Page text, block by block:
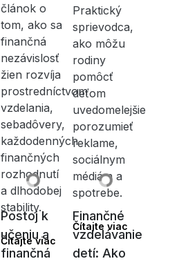
článok o
tom, ako sa
finančná
nezávislosť
žien rozvíja
prostredníctvom
vzdelania,
sebadôvery,
každodenných
finančných
rozhodnutí
a dlhodobej
stability.
Čítajte viac
Praktický
sprievodca,
ako môžu
rodiny
pomôcť
deťom
uvedomelejšie
porozumieť
reklame,
sociálnym
médiám a
spotrebe.
Čítajte viac
Postoj k
učeniu a
finančná
Finančné
vzdelávanie
detí: Ako